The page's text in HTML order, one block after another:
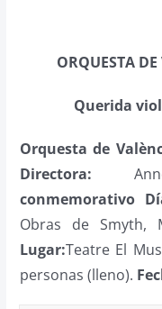
ORQUESTA
Querida
Orquesta de
Directora:
conmemorativo
Obras de Smyth,
Lugar:Teatre El
perso­nas (lleno).